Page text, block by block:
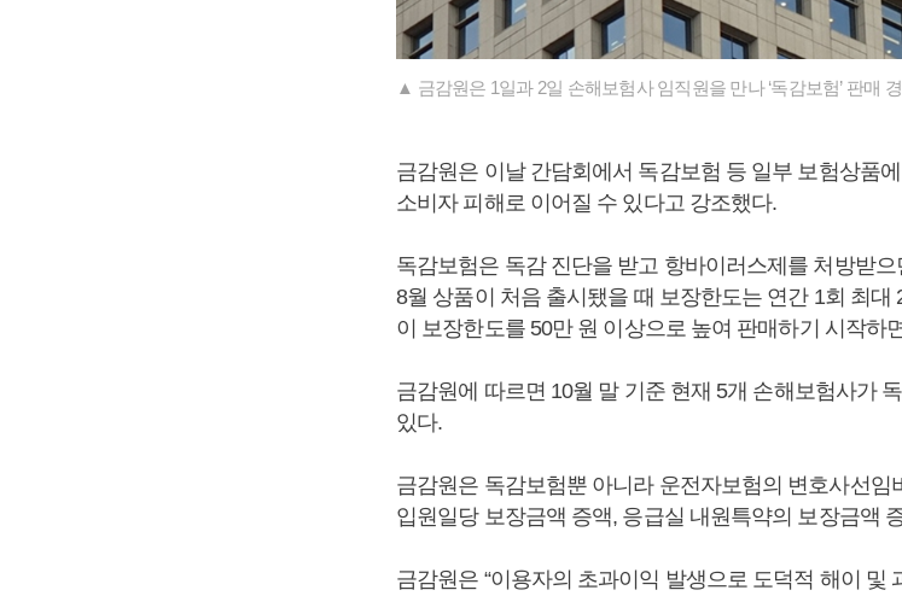
▲ 금감원은 1일과 2일 손해보험사 임직원을 만나 ‘독감보험’ 판매
금감원은 이날 간담회에서 독감보험 등 일부 보험상품
소비자 피해로 이어질 수 있다고 강조했다.
독감보험은 독감 진단을 받고 항바이러스제를 처방받
8월 상품이 처음 출시됐을 때 보장한도는 연간 1회 최
이 보장한도를 50만 원 이상으로 높여 판매하기 시작하
금감원에 따르면 10월 말 기준 현재 5개 손해보험사가
있다.
금감원은 독감보험뿐 아니라 운전자보험의 변호사선임
입원일당 보장금액 증액, 응급실 내원특약의 보장금액
금감원은 “이용자의 초과이익 발생으로 도덕적 해이 및